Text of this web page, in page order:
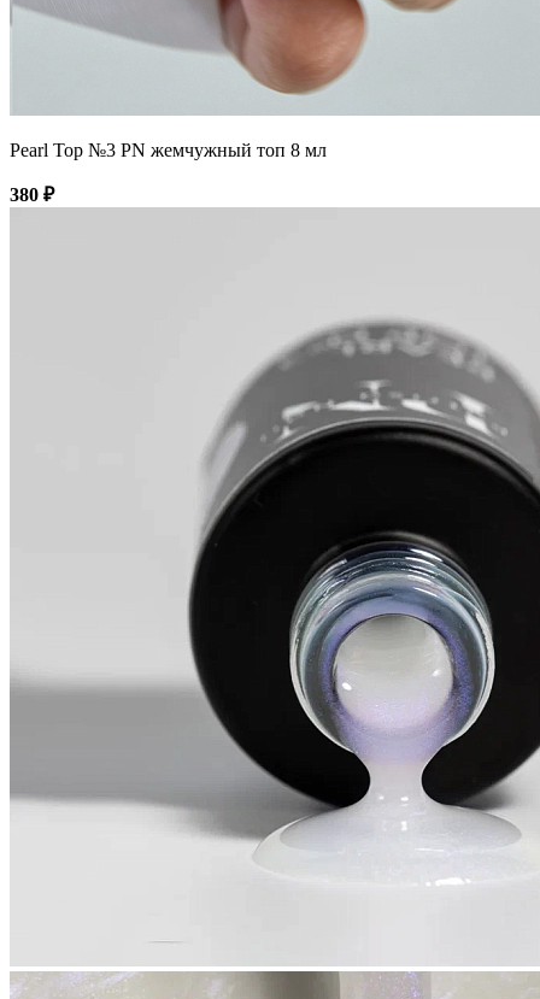
Pearl Top №3 PN жемчужный топ 8 мл
380 ₽